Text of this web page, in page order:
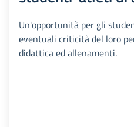
Un'opportunità per gli
eventuali criticità del loro
didattica ed allenamenti.